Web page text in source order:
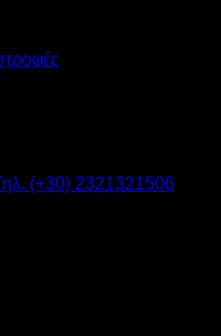
(+30) 2321321506